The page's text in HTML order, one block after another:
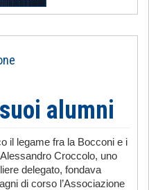
alumni
il legame fra la Bocconi e i
Croccolo, uno
delegato, fondava
di corso l’Associazione